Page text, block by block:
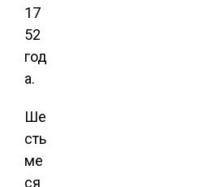
17
52
год
а.
Ше
сть
ме
ся